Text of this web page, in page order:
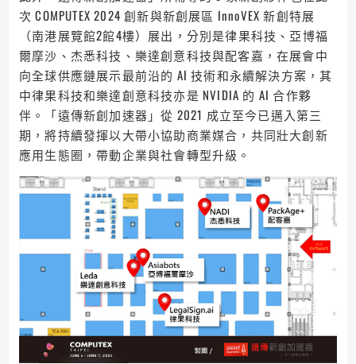
次 COMPUTEX 2024 創新與新創展區 InnoVEX 新創特展
（南港展覽館2館4樓）展出，分別是律果科技、亞博福
爾摩沙、杰悉科技、樂達創意科技與配客嘉，在展會中
向全球供應鏈展示最前沿的 AI 技術和永續解決方案，其
中律果科技和樂達創意科技亦是 NVIDIA 的 AI 合作夥
伴。「遠傳新創加速器」從 2021 成立至今已邁入第三
期，將持續發揮以大帶小協助商業媒合，共同壯大創新
應用生態圈，帶動企業與社會轉型升級。